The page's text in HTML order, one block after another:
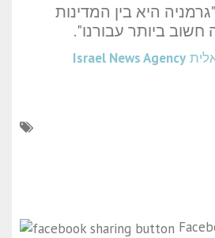
היא בין המדינות
חשוב ביותר עבורנו".
Israel News Agency